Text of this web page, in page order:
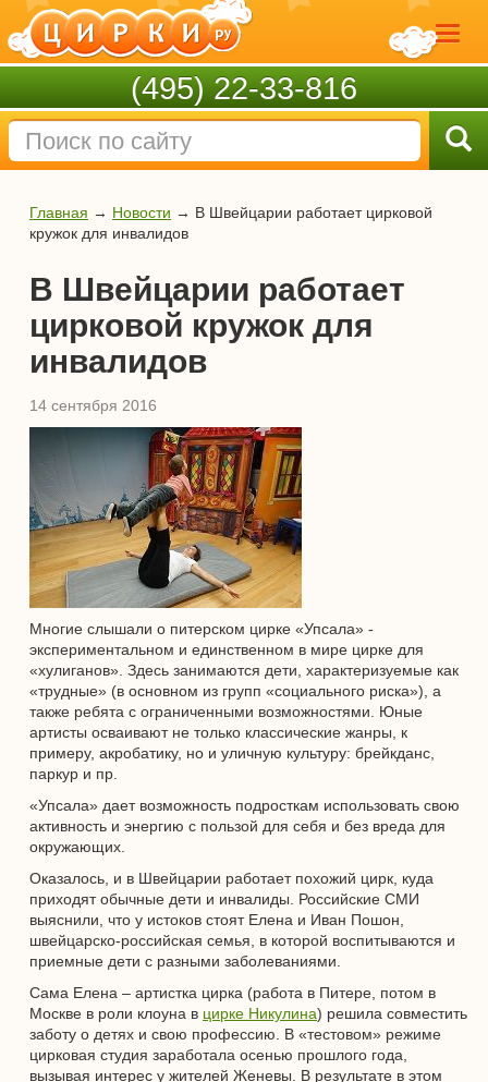
(495) 22-33-816
Главная → Новости → В Швейцарии работает цирковой
кружок для инвалидов
В Швейцарии работает
цирковой кружок для
инвалидов
14 сентября 2016
Многие слышали о питерском цирке «Упсала» -
экспериментальном и единственном в мире цирке для
«хулиганов». Здесь занимаются дети, характеризуемые как
«трудные» (в основном из групп «социального риска»), а
также ребята с ограниченными возможностями. Юные
артисты осваивают не только классические жанры, к
примеру, акробатику, но и уличную культуру: брейкданс,
паркур и пр.
«Упсала» дает возможность подросткам использовать свою
активность и энергию с пользой для себя и без вреда для
окружающих.
Оказалось, и в Швейцарии работает похожий цирк, куда
приходят обычные дети и инвалиды. Российские СМИ
выяснили, что у истоков стоят Елена и Иван Пошон,
швейцарско-российская семья, в которой воспитываются и
приемные дети с разными заболеваниями.
Сама Елена – артистка цирка (работа в Питере, потом в
Москве в роли клоуна в цирке Никулина) решила совместить
заботу о детях и свою профессию. В «тестовом» режиме
цирковая студия заработала осенью прошлого года,
вызывая интерес у жителей Женевы. В результате в этом